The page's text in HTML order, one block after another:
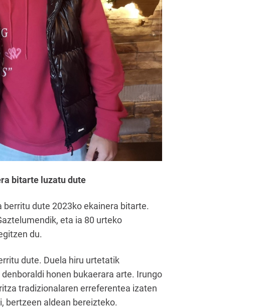
bitarte luzatu dute
dute 2023ko ekainera bitarte.
eta ia 80 urteko
du.
dute. Duela hiru urtetatik
honen bukaerara arte. Irungo
tradizionalaren erreferentea izaten
bertzeen aldean bereizteko.